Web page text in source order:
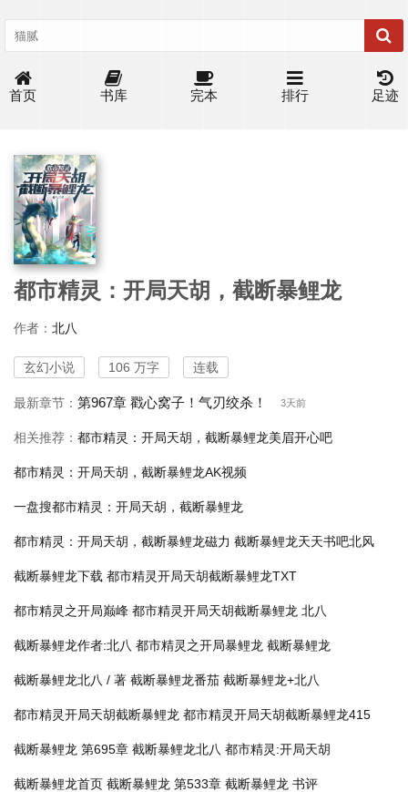
首页 书库 完本 排行 足迹
都市精灵：开局天胡，截断暴鲤龙
作者： 北八
玄幻小说 106 万字 连载
最新章节： 第967章 戳心窝子！气刃绞杀！ 3天前
相关推荐： 都市精灵：开局天胡，截断暴鲤龙美眉开心吧
都市精灵：开局天胡，截断暴鲤龙AK视频
一盘搜都市精灵：开局天胡，截断暴鲤龙
都市精灵：开局天胡，截断暴鲤龙磁力 截断暴鲤龙天天书吧北风
截断暴鲤龙下载 都市精灵开局天胡截断暴鲤龙TXT
都市精灵之开局巅峰 都市精灵开局天胡截断暴鲤龙 北八
截断暴鲤龙作者:北八 都市精灵之开局暴鲤龙 截断暴鲤龙
截断暴鲤龙北八 / 著 截断暴鲤龙番茄 截断暴鲤龙+北八
都市精灵开局天胡截断暴鲤龙 都市精灵开局天胡截断暴鲤龙415
截断暴鲤龙 第695章 截断暴鲤龙北八 都市精灵:开局天胡
截断暴鲤龙首页 截断暴鲤龙 第533章 截断暴鲤龙 书评